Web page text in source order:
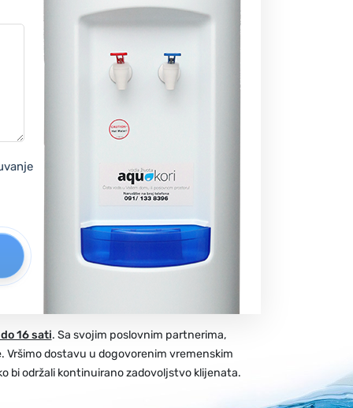
16 sati. Sa svojim poslovnim partnerima,
dostavu u dogovorenim vremenskim
bi održali kontinuirano zadovoljstvo klijenata.